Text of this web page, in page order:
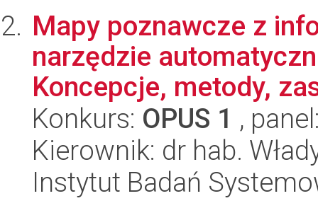
Mapy poznawcze z
narzędzie
Koncepcje, metody,
Konkurs: OPUS 1 ,
Kierownik: dr hab.
Instytut Badań